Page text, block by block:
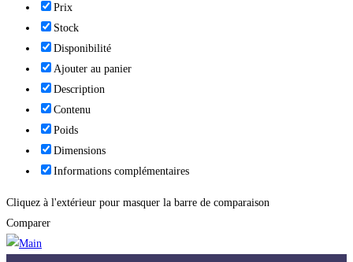
Prix
Stock
Disponibilité
Ajouter au panier
Description
Contenu
Poids
Dimensions
Informations complémentaires
Cliquez à l'extérieur pour masquer la barre de comparaison
Comparer